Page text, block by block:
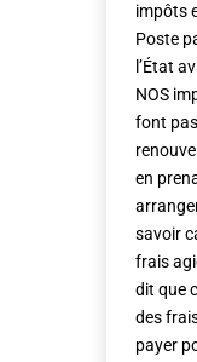
impôts
Poste
l’État
NOS
font
en
savoir
frais
dit que
des
payer